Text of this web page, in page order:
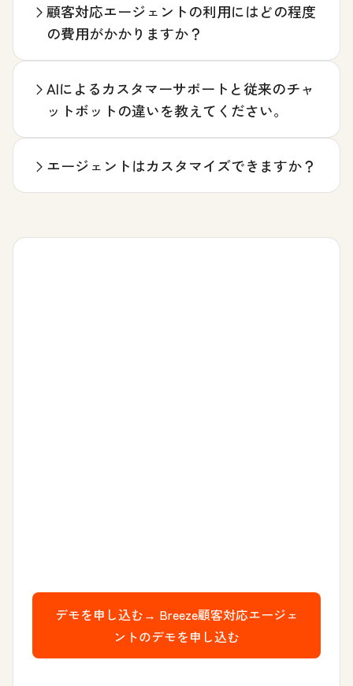
顧客対応エージェントの利用にはどの程度
の費用がかかりますか？
AIによるカスタマーサポートと従来のチャ
ットボットの違いを教えてください。
エージェントはカスタマイズできますか？
デモを申し込む→ Breeze顧客対応エージェ
ントのデモを申し込む